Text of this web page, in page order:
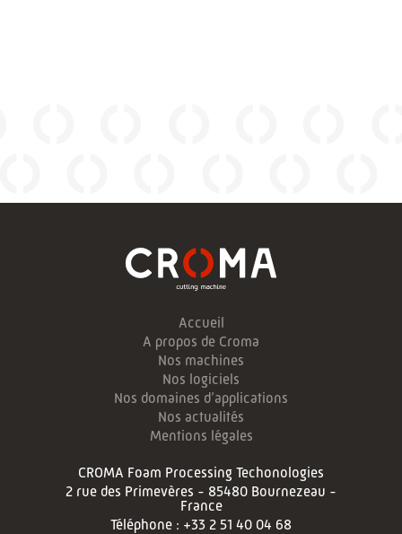
Accueil
A propos de Croma
Nos machines
Nos logiciels
Nos domaines d’applications
Nos actualités
Mentions légales
CROMA Foam Processing Techonologies
2 rue des Primevères - 85480 Bournezeau -
France
Téléphone : +33 2 51 40 04 68